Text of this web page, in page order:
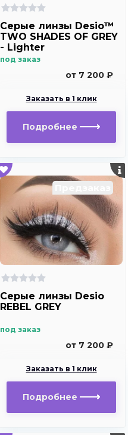
Серые линзы Desio™
TWO SHADES OF GREY
- Lighter
под заказ
от 7 200 ₽
Заказать в 1 клик
Подробнее
Серые линзы Desio
REBEL GREY
под заказ
от 7 200 ₽
Заказать в 1 клик
Подробнее